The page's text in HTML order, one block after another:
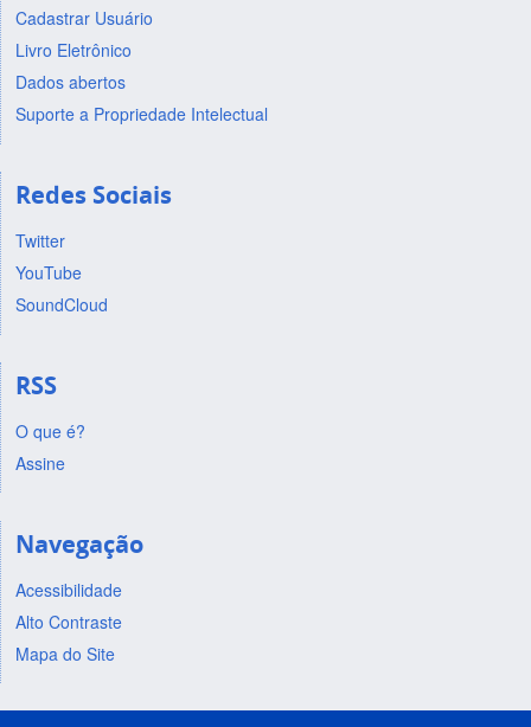
Cadastrar Usuário
Livro Eletrônico
Dados abertos
Suporte a Propriedade Intelectual
Redes Sociais
Twitter
YouTube
SoundCloud
RSS
O que é?
Assine
Navegação
Acessibilidade
Alto Contraste
Mapa do Site